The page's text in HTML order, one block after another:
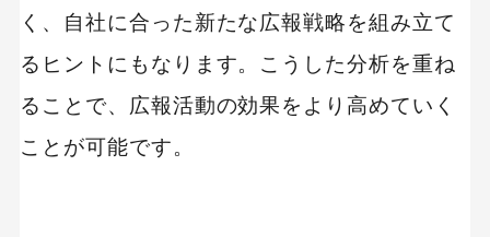
く、自社に合った新たな広報戦略を組み立て
るヒントにもなります。こうした分析を重ね
ることで、広報活動の効果をより高めていく
ことが可能です。